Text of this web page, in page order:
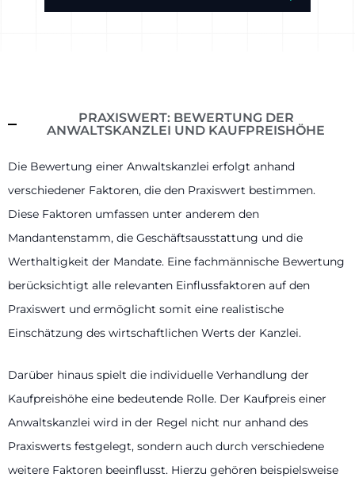
PRAXISWERT: BEWERTUNG DER
ANWALTSKANZLEI UND KAUFPREISHÖHE
Die Bewertung einer Anwaltskanzlei erfolgt anhand
verschiedener Faktoren, die den Praxiswert bestimmen.
Diese Faktoren umfassen unter anderem den
Mandantenstamm, die Geschäftsausstattung und die
Werthaltigkeit der Mandate. Eine fachmännische Bewertung
berücksichtigt alle relevanten Einflussfaktoren auf den
Praxiswert und ermöglicht somit eine realistische
Einschätzung des wirtschaftlichen Werts der Kanzlei.
Darüber hinaus spielt die individuelle Verhandlung der
Kaufpreishöhe eine bedeutende Rolle. Der Kaufpreis einer
Anwaltskanzlei wird in der Regel nicht nur anhand des
Praxiswerts festgelegt, sondern auch durch verschiedene
weitere Faktoren beeinflusst. Hierzu gehören beispielsweise